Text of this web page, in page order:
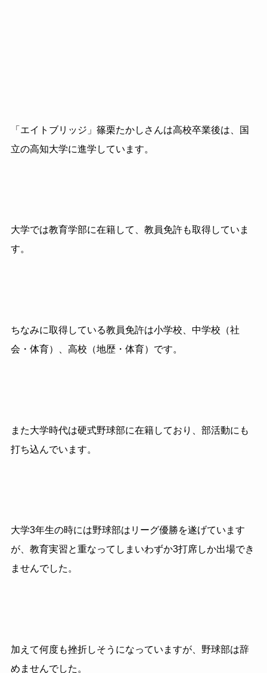
「エイトブリッジ」篠栗たかしさんは高校卒業後は、国
立の高知大学に進学しています。
大学では教育学部に在籍して、教員免許も取得していま
す。
ちなみに取得している教員免許は小学校、中学校（社
会・体育）、高校（地歴・体育）です。
また大学時代は硬式野球部に在籍しており、部活動にも
打ち込んでいます。
大学3年生の時には野球部はリーグ優勝を遂げています
が、教育実習と重なってしまいわずか3打席しか出場でき
ませんでした。
加えて何度も挫折しそうになっていますが、野球部は辞
めませんでした。